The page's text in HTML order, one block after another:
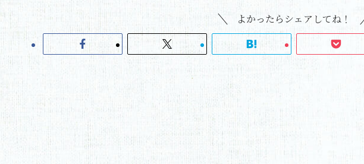
よかったらシェアしてね！